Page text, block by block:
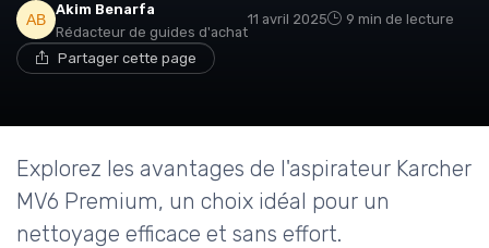
Akim Benarfa
Rédacteur de guides d'achat
11 avril 2025 9 min de lecture
Partager cette page
Explorez les avantages de l'aspirateur Karcher
MV6 Premium, un choix idéal pour un
nettoyage efficace et sans effort.